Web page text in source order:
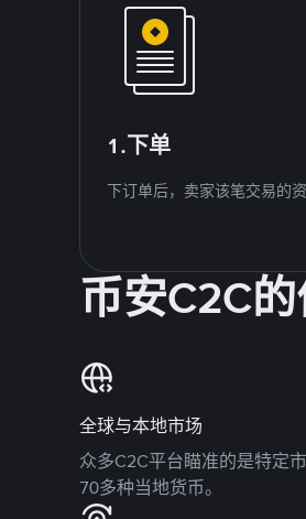
1.下单
下订单后，卖家该笔交易的
币安C2C
全球与本地市场
众多C2C平台瞄准的是特定
70多种当地货币。